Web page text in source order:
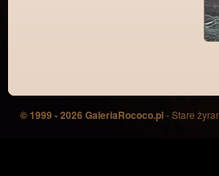
© 1999 - 2026 GaleriaRococo.pl- Stare